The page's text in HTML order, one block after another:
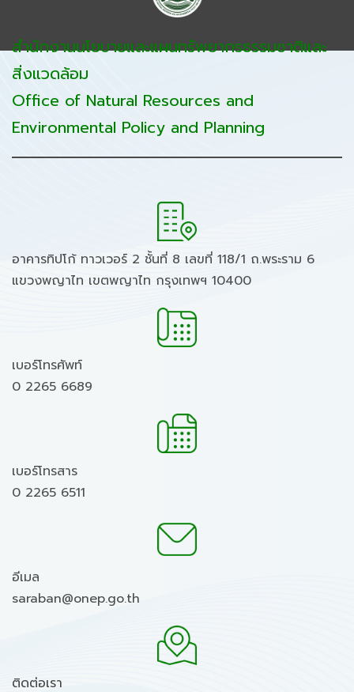
สำนักงานนโยบายและแผนทรัพยากรธรรมชาติและ
สิ่งแวดล้อม
Office of Natural Resources and
Environmental Policy and Planning
อาคารทิปโก้ ทาวเวอร์ 2 ชั้นที่ 8 เลขที่ 118/1 ถ.พระราม 6
แขวงพญาไท เขตพญาไท กรุงเทพฯ 10400
เบอร์โทรศัพท์
0 2265 6689
เบอร์โทรสาร
0 2265 6511
อีเมล
saraban@onep.go.th
ติดต่อเรา